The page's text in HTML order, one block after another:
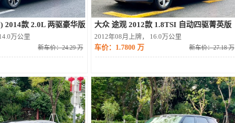
2014款 2.0L 两驱豪华版
万公里
新车价：24.29 万
大众 途观 2012款 1.8TSI 自动四驱菁英版
2012年08月上牌， 16.0万公里
车价：1.7800 万
新车价：27.18 万